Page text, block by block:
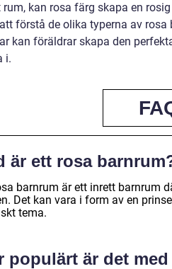
kan rosa färg skapa en
förstå de olika typerna av
kan föräldrar skapa den
i.
är ett rosa
barnrum är ett inrett barnrum
Det kan vara i form av en
tema.
populärt är det